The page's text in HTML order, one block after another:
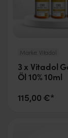
Marke: Vitadol
3 x Vitadol
Öl 10% 10ml
115,00 €*